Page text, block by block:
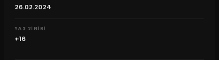
26.02.2024
YAS SINIRI
+16